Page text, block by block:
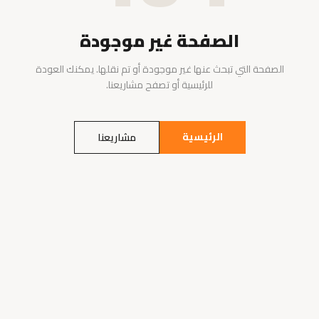
الصفحة غير موجودة
الصفحة التي تبحث عنها غير موجودة أو تم نقلها. يمكنك العودة
للرئيسية أو تصفح مشاريعنا.
الرئيسية مشاريعنا